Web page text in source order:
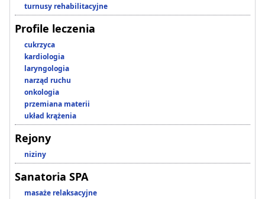
turnusy rehabilitacyjne
Profile leczenia
cukrzyca
kardiologia
laryngologia
narząd ruchu
onkologia
przemiana materii
układ krążenia
Rejony
niziny
Sanatoria SPA
masaże relaksacyjne